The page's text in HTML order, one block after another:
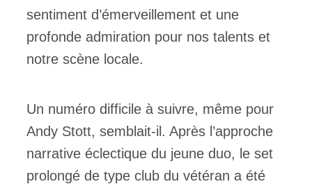
sentiment d’émerveillement et une
profonde admiration pour nos talents et
notre scène locale.
Un numéro difficile à suivre, même pour
Andy Stott, semblait-il. Après l’approche
narrative éclectique du jeune duo, le set
prolongé de type club du vétéran a été